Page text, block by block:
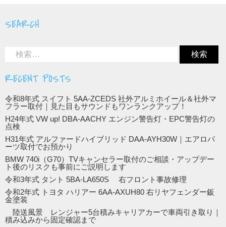
SEARCH
RECENT POSTS
令和8年式 スイフト 5AA-ZCEDS 社外アルミホイール＆社外マ
フラー取付｜見た目もサウンドもワンランクアップ！
H24年式 VW up! DBA-AACHY エンジン警告灯・EPC警告灯の
点検
H31年式 アルファードハイブリッド DAA-AYH30W｜エアロパ
ーツ取付でお預かり
BMW 740i（G70）TVキャンセラー取付のご相談・アップデー
ト後のリスクも事前にご説明します
令和3年式 タント 5BA-LA650S 右フロント事故修理
令和2年式 トヨタ ハリアー 6AA-AXUH80 右リヤフェンダー鈑
金塗装
陸送風景 レンジャー5台積みキャリアカーで車両引き取り｜
積み込みから固定確認まで